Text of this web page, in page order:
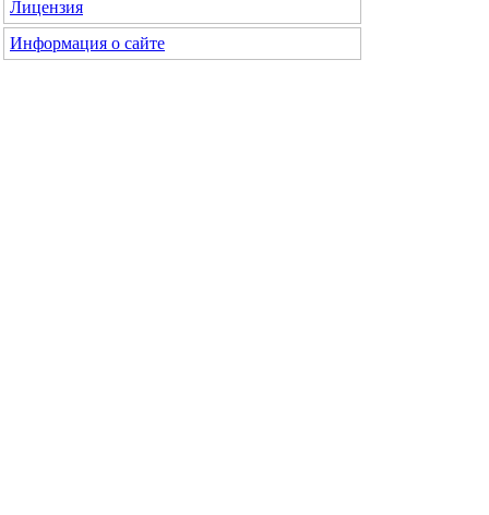
Лицензия
Информация о сайте